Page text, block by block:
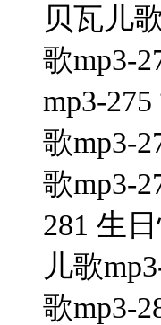
贝瓦儿
歌mp3-
mp3-
歌mp3-
歌mp3-
281 生
儿歌
歌mp3-